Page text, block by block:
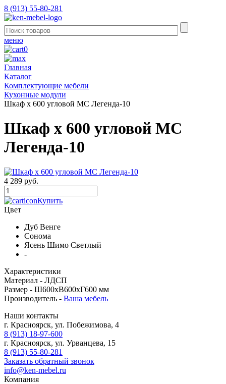
8 (913) 55-80-281
меню
0
Главная
Каталог
Комплектующие мебели
Кухонные модули
Шкаф х 600 угловой МС Легенда-10
Шкаф х 600 угловой МС
Легенда-10
4 289 руб.
Купить
Цвет
Дуб Венге
Сонома
Ясень Шимо Светлый
-
Характеристики
Материал - ЛДСП
Размер - Ш600хВ600хГ600 мм
Производитель - Ваша мебель
Наши контакты
г. Красноярск, ул. Побежимова, 4
8 (913) 18-97-600
г. Красноярск, ул. Урванцева, 15
8 (913) 55-80-281
Заказать обратный звонок
info@ken-mebel.ru
Компания